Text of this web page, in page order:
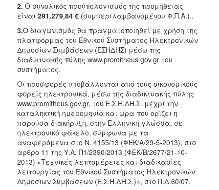
ΔΗΜΟΤΗΣ
ΕΠΙΣΚΕΠΤΗΣ
ΗΡΑΚΛΕΙΟ
2. Ο συνολικός προϋπολογισμός της προμήθειας
είναι 291.279,84 € (συμπεριλαμβανομένου Φ.Π.Α.)..
3.Ο διαγωνισμός θα πραγματοποιηθεί με χρήση της
πλατφόρμας του Εθνικού Συστήματος Ηλεκτρονικών
Δημοσίων Συμβάσεων (ΕΣΗΔΗΣ) μέσω της
διαδικτυακής πύλης www.promitheus.gov.gr του
συστήματος.
Οι προσφορές υποβάλλονται από τους οικονομικούς
φορείς ηλεκτρονικά, μέσω της διαδικτυακής πύλης
www.promitheus.gov.gr, του Ε.Σ.Η.ΔΗ.Σ. μέχρι την
καταληκτική ημερομηνία και ώρα που ορίζει η
παρούσα διακήρυξη, στην Ελληνική γλώσσα, σε
ηλεκτρονικό φάκελο, σύμφωνα με τα
αναφερόμενα στο Ν. 4155/13 (ΦΕΚ/Α/29-5-2013), στο
άρθρο 11 της Υ.Α. Π1/2390/2013 (ΦΕΚ/Β/2677/21-10-
2013) «Τεχνικές λεπτομέρειες και διαδικασίες
λειτουργίας του Εθνικού Συστήματος Ηλεκτρονικών
Δημοσίων Συμβάσεων (Ε.Σ.Η.ΔΗ.Σ.)», στο Π.Δ.60/07.